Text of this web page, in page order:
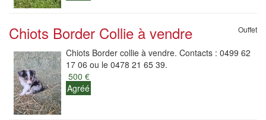
Chiots Border Collie à vendre Ouffet
Chiots Border collie à vendre. Contacts : 0499 62
17 06 ou le 0478 21 65 39.
500 €
Agréé